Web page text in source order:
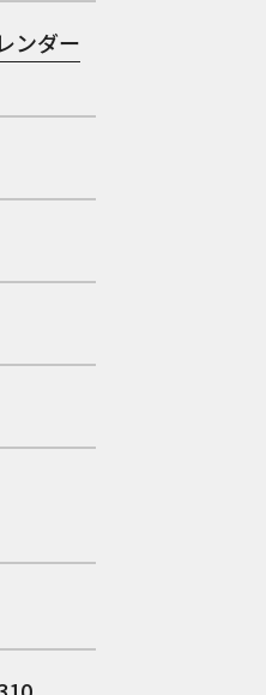
ンダー